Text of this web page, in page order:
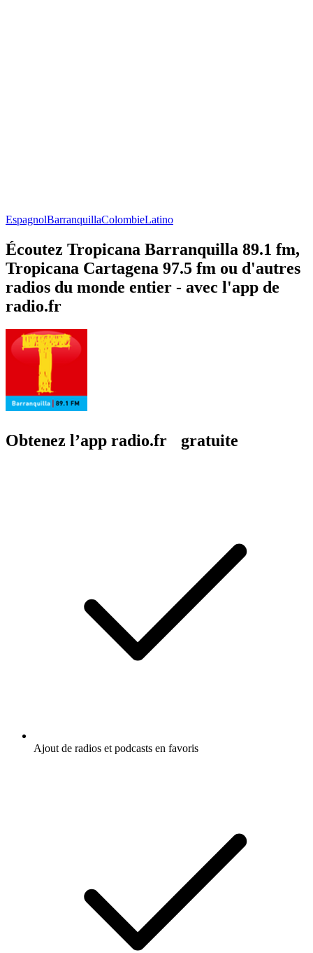
EspagnolBarranquillaColombieLatino
Écoutez Tropicana Barranquilla 89.1 fm,
Tropicana Cartagena 97.5 fm ou d'autres
radios du monde entier - avec l'app de
radio.fr
Obtenez l’app radio.fr gratuite
Ajout de radios et podcasts en favoris